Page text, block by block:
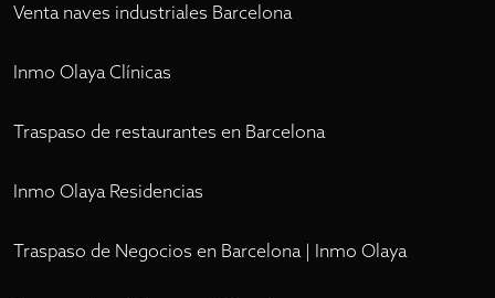
Venta naves industriales Barcelona
Inmo Olaya Clínicas
Traspaso de restaurantes en Barcelona
Inmo Olaya Residencias
Traspaso de Negocios en Barcelona | Inmo Olaya